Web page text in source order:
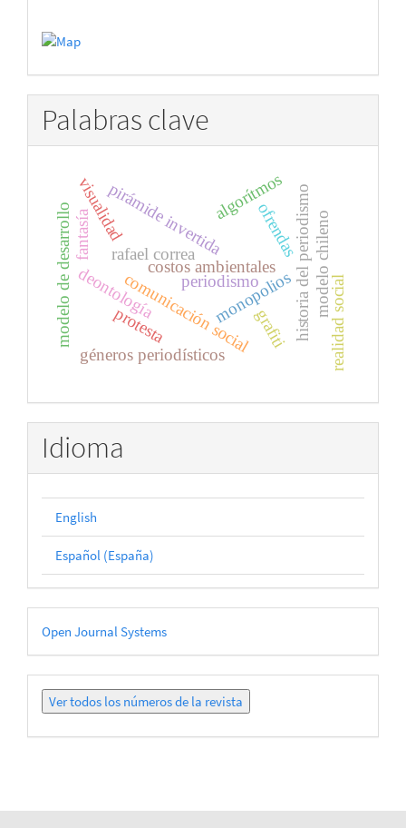
Palabras clave
periodismo
rafael correa
monopolios
comunicación social historia del periodismo
deontología
pirámide invertida
géneros periodísticos
algorítmos
costos ambientales
modelo de desarrollo modelo chileno
protesta
visualidad
grafiti
ofrendas
realidad social
fantasía
Idioma
English
Español (España)
Desarrollado
por
Open Journal Systems
Ver
todos